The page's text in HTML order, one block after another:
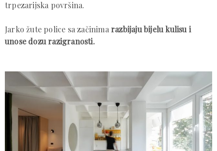
trpezarijska površina.
Jarko žute police sa začinimarazbijaju bijelu kulisu i
unose dozu razigranosti.